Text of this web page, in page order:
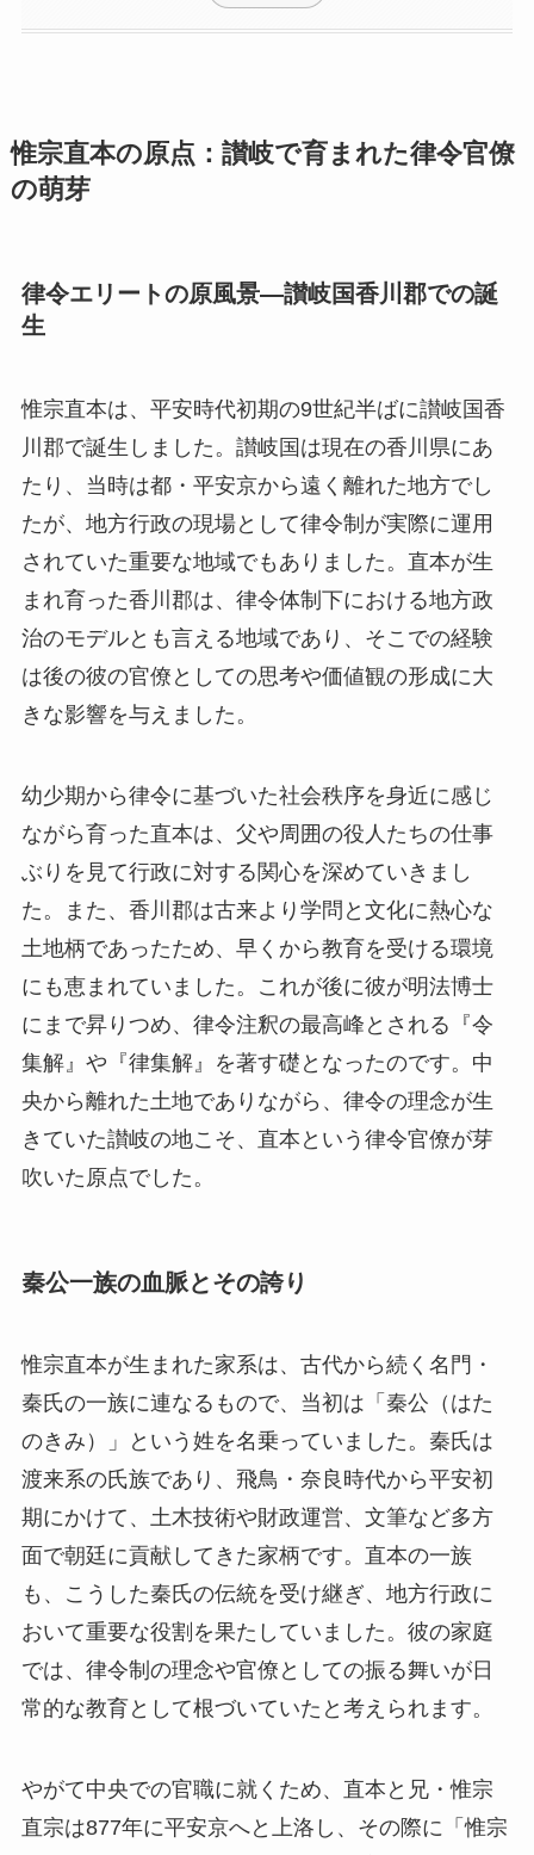
惟宗直本の原点：讃岐で育まれた律令官僚
の萌芽
律令エリートの原風景―讃岐国香川郡での誕
生
惟宗直本は、平安時代初期の9世紀半ばに讃岐国香
川郡で誕生しました。讃岐国は現在の香川県にあ
たり、当時は都・平安京から遠く離れた地方でし
たが、地方行政の現場として律令制が実際に運用
されていた重要な地域でもありました。直本が生
まれ育った香川郡は、律令体制下における地方政
治のモデルとも言える地域であり、そこでの経験
は後の彼の官僚としての思考や価値観の形成に大
きな影響を与えました。
幼少期から律令に基づいた社会秩序を身近に感じ
ながら育った直本は、父や周囲の役人たちの仕事
ぶりを見て行政に対する関心を深めていきまし
た。また、香川郡は古来より学問と文化に熱心な
土地柄であったため、早くから教育を受ける環境
にも恵まれていました。これが後に彼が明法博士
にまで昇りつめ、律令注釈の最高峰とされる『令
集解』や『律集解』を著す礎となったのです。中
央から離れた土地でありながら、律令の理念が生
きていた讃岐の地こそ、直本という律令官僚が芽
吹いた原点でした。
秦公一族の血脈とその誇り
惟宗直本が生まれた家系は、古代から続く名門・
秦氏の一族に連なるもので、当初は「秦公（はた
のきみ）」という姓を名乗っていました。秦氏は
渡来系の氏族であり、飛鳥・奈良時代から平安初
期にかけて、土木技術や財政運営、文筆など多方
面で朝廷に貢献してきた家柄です。直本の一族
も、こうした秦氏の伝統を受け継ぎ、地方行政に
おいて重要な役割を果たしていました。彼の家庭
では、律令制の理念や官僚としての振る舞いが日
常的な教育として根づいていたと考えられます。
やがて中央での官職に就くため、直本と兄・惟宗
直宗は877年に平安京へと上洛し、その際に「惟宗